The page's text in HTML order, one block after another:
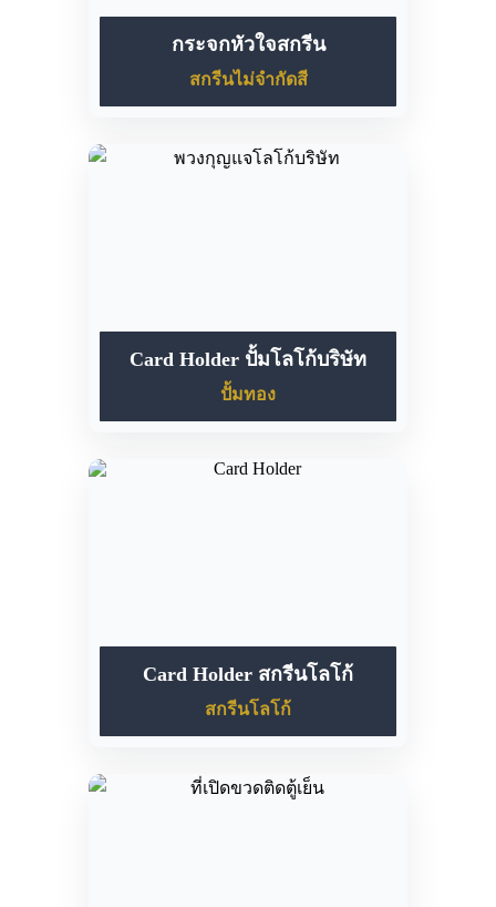
กระจกหัวใจสกรีน
สกรีนไม่จำกัดสี
Card Holder ปั้มโลโก้บริษัท
ปั้มทอง
Card Holder สกรีนโลโก้
สกรีนโลโก้